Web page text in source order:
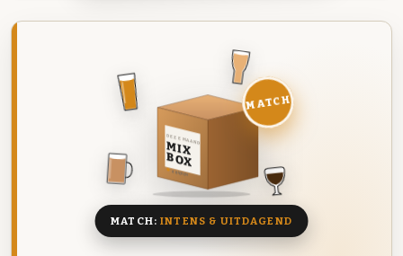
DEZE MAAND
MIX
BOX
8 BIEREN
MATCH
MATCH:INTENS & UITDAGEND